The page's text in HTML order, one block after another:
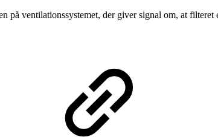
på ventilationssystemet, der giver signal om, at filteret